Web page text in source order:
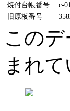
焼付台帳番号
c-
旧原板番号
この
まれて